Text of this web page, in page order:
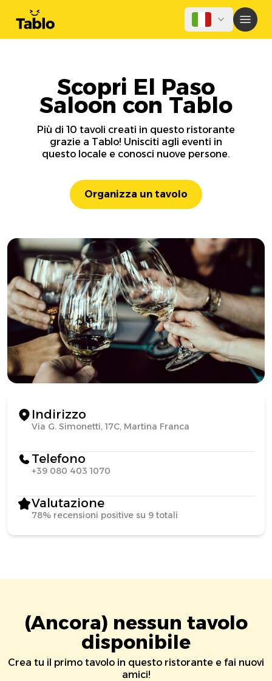
Scopri El Paso
Saloon con Tablo
Più di 10 tavoli creati in questo ristorante
grazie a Tablo! Unisciti agli eventi in
questo locale e conosci nuove persone.
Organizza un tavolo
Indirizzo
Via G. Simonetti, 17C, Martina Franca
Telefono
+39 080 403 1070
Valutazione
78% recensioni positive su 9 totali
(Ancora) nessun tavolo
disponibile
Crea tu il primo tavolo in questo ristorante e fai nuovi
amici!